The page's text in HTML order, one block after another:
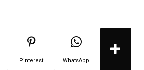
Pinterest WhatsApp